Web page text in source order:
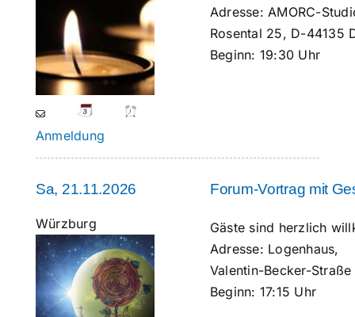
Anmeldung
Adresse: AMORC-
Rosental 25, D-44135
Beginn: 19:30 Uhr
Sa, 21.11.2026
Würzburg
Forum-Vortrag mit
Gäste sind herzlich
Adresse: Logenhaus,
Valentin-Becker-
Beginn: 17:15 Uhr